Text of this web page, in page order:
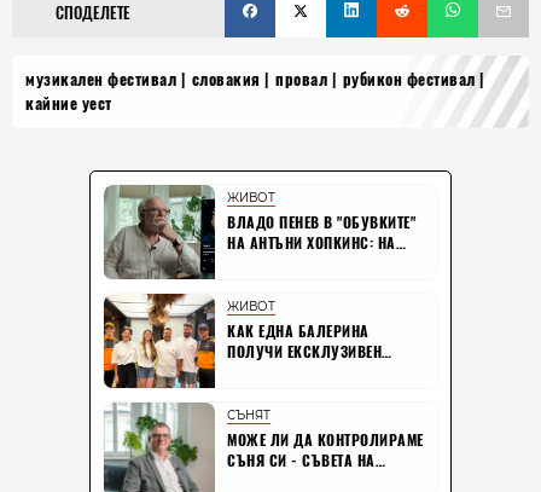
СПОДЕЛЕТЕ
музикален фестивал словакия провал
рубикон фестивал
кайние уест